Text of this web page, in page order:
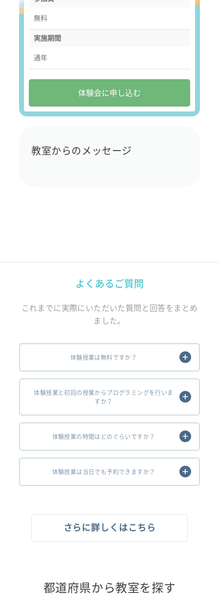
無料
実施期間
通年
体験会に申し込む
教室からのメッセージ
よくあるご質問
これまでに実際にいただいた質問と回答をまとめ
ました。
体験授業は無料ですか？
体験授業と初回の授業からプログラミングを行いま
すか？
体験授業の時間はどのぐらいですか？
体験授業は当日でも予約できますか？
さらに詳しくはこちら
都道府県から教室を探す